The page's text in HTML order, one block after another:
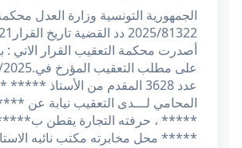
الجمهورية التونسية وزارة العدل
أصدرت محكمة التعقيب القرار الاتي :
عدد 3628 المقدم من الأستاذ
المحامي لـــدى التعقيب نيابة
***** ، حرفته التجارة يقطن
***** محل مخابرته مكتب نائبه